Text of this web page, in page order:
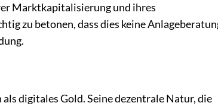
Marktkapitalisierung und ihres
zu betonen, dass dies keine
digitales Gold. Seine dezentrale Natur, die